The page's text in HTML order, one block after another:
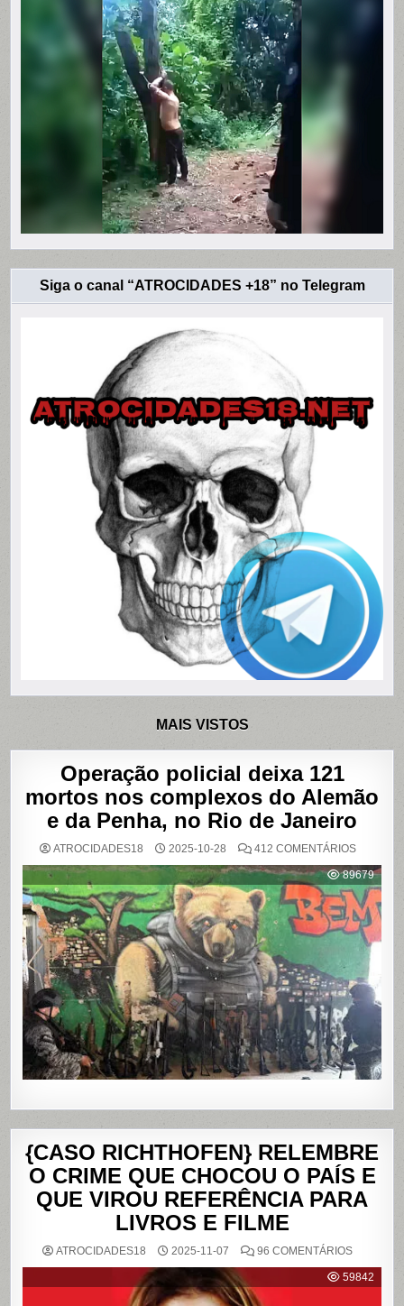
Siga o canal “ATROCIDADES +18” no Telegram
MAIS VISTOS
Operação policial deixa 121
mortos nos complexos do Alemão
e da Penha, no Rio de Janeiro
ATROCIDADES18 2025-10-28 412 COMENTÁRIOSEM
POLICIAL
DEIXA
121
MORTOS
NOS
DO
ALEMÃO
PENHA,
NO
RIO
89679
{CASO RICHTHOFEN} RELEMBRE
O CRIME QUE CHOCOU O PAÍS E
QUE VIROU REFERÊNCIA PARA
LIVROS E FILME
ATROCIDADES18 2025-11-07 96 COMENTÁRIOSEM
59842